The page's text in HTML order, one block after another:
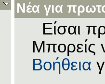
Νέα για
Είσαι
Μπορείς
Βοήθεια